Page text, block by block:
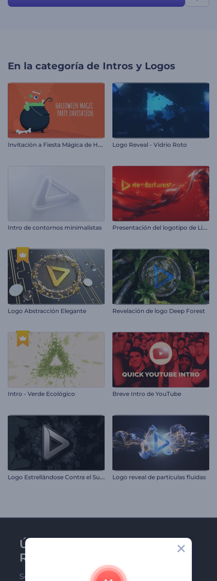
En la categoría de Intros y Logos
I
nvitación a Fiesta Mágica de Halloween Logo Reveal - Vidrio Roto
Intro de contornos minimalistas P
resentación del logotipo de Liquid Fusion
Logo Abstracción Elegante Revelación de logo Deep Forest
Intro - Verde Ecológico Breve Intro de YouTube
L
ogo Estrellándose Contra el Suelo Logo reveal de partículas fluidas
Únase al boletín de
Renderforest
Sea de los primeros en recibir nuestras